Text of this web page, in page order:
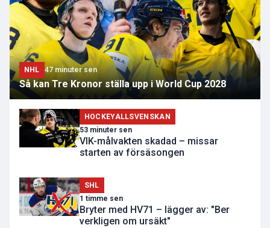
NHL 47 minuter sen
Så kan Tre Kronor ställa upp i World Cup 2028
HOCKEYALLSVENSKAN
53 minuter sen
VIK-målvakten skadad – missar
starten av försäsongen
SHL
1 timme sen
Bryter med HV71 – lägger av: "Ber
verkligen om ursäkt"